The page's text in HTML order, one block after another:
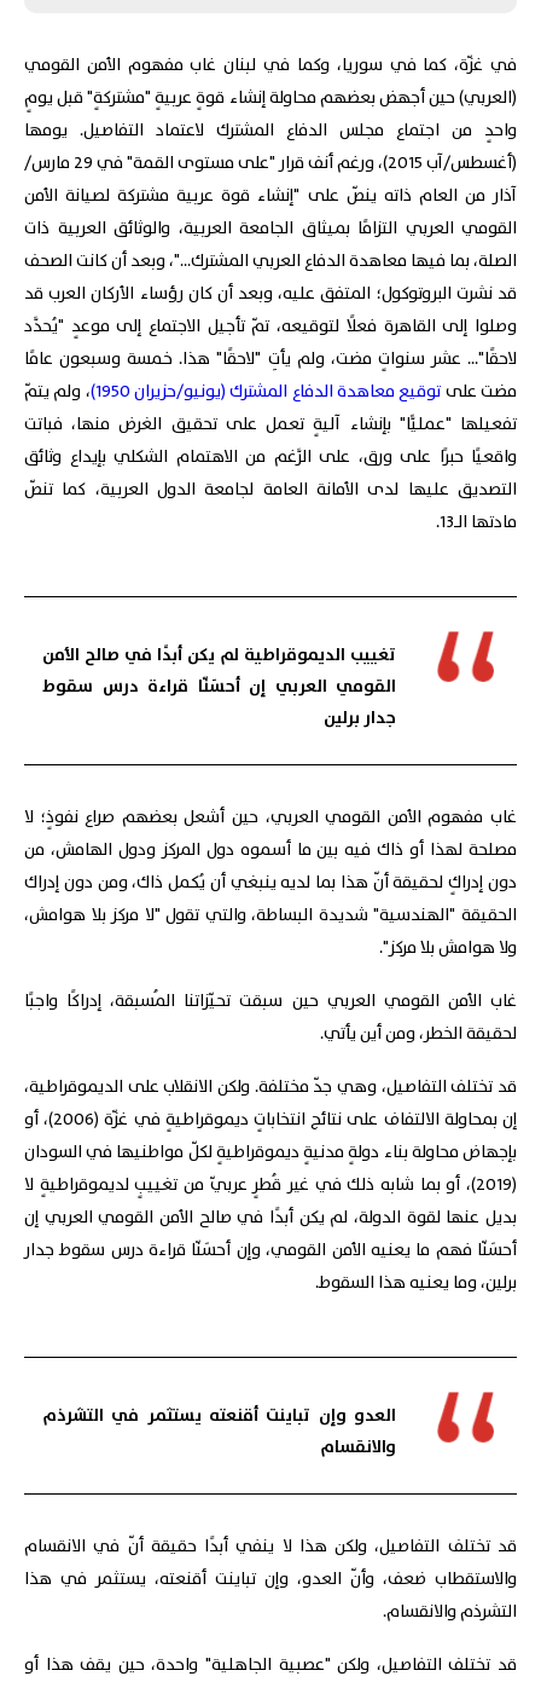
في غزّة، كما في سوريا، وكما في لبنان غاب مفهوم الأمن القومي
(العربي) حين أجهض بعضهم محاولة إنشاء قوةٍ عربيةٍ "مشتركةٍ" قبل يومٍ
واحدٍ من اجتماع مجلس الدفاع المشترك لاعتماد التفاصيل. يومها
(أغسطس/آب 2015)، ورغم أنف قرار "على مستوى القمة" في 29 مارس/
آذار من العام ذاته ينصّ على "إنشاء قوة عربية مشتركة لصيانة الأمن
القومي العربي التزامًا بميثاق الجامعة العربية، والوثائق العربية ذات
الصلة، بما فيها معاهدة الدفاع العربي المشترك…"، وبعد أن كانت الصحف
قد نشرت البروتوكول؛ المتفق عليه، وبعد أن كان رؤساء الأركان العرب قد
وصلوا إلى القاهرة فعلًا لتوقيعه، تمّ تأجيل الاجتماع إلى موعدٍ "يُحدَّد
لاحقًا"... عشر سنواتٍ مضت، ولم يأتِ "لاحقًا" هذا. خمسة وسبعون عامًا
مضت علىتوقيع معاهدة الدفاع المشترك (يونيو/حزيران 1950)
، ولم يتمّ
تفعيلها "عمليًّا" بإنشاء آليةٍ تعمل على تحقيق الغرض منها، فباتت
واقعيًا حبرًا على ورق، على الرَّغم من الاهتمام الشكلي بإيداع وثائق
التصديق عليها لدى الأمانة العامة لجامعة الدول العربية، كما تنصّ
مادتها الـ13.
تغييب الديموقراطية لم يكن أبدًا في صالح الأمن
القومي العربي إن أحسَنّا قراءة درس سقوط
جدار برلين
غاب مفهوم الأمن القومي العربي، حين أشعل بعضهم صراع نفوذٍ؛ لا
مصلحة لهذا أو ذاك فيه بين ما أسموه دول المركز ودول الهامش، من
دون إدراكٍ لحقيقة أنّ هذا بما لديه ينبغي أن يُكمل ذاك، ومن دون إدراك
الحقيقة "الهندسية" شديدة البساطة، والتي تقول "لا مركز بلا هوامش،
ولا هوامش بلا مركز".
غاب الأمن القومي العربي حين سبقت تحيّزاتنا المُسبقة، إدراكًا واجبًا
لحقيقة الخطر، ومن أين يأتي.
قد تختلف التفاصيل، وهي جدّ مختلفة. ولكن الانقلاب على الديموقراطية،
إن بمحاولة الالتفاف على نتائج انتخاباتٍ ديموقراطيةٍ في غزّة (2006)، أو
بإجهاض محاولة بناء دولةٍ مدنيةٍ ديموقراطيةٍ لكلّ مواطنيها في السودان
(2019)، أو بما شابه ذلك في غير قُطرٍ عربيّ من تغييبٍ لديموقراطيةٍ لا
بديل عنها لقوة الدولة، لم يكن أبدًا في صالح الأمن القومي العربي إن
أحسَنّا فهم ما يعنيه الأمن القومي، وإن أحسَنّا قراءة درس سقوط جدار
برلين، وما يعنيه هذا السقوط.
العدو وإن تباينت أقنعته يستثمر في التشرذم
والانقسام
قد تختلف التفاصيل، ولكن هذا لا ينفي أبدًا حقيقة أنّ في الانقسام
والاستقطاب ضعف، وأنّ العدو، وإن تباينت أقنعته، يستثمر في هذا
التشرذم والانقسام.
قد تختلف التفاصيل، ولكن "عصبية الجاهلية" واحدة، حين يقف هذا أو